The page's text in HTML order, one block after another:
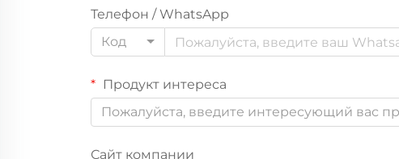
Телефон / WhatsApp
Код
Продукт интереса
Пожалуйста, введите интересующий вас
Сайт компании